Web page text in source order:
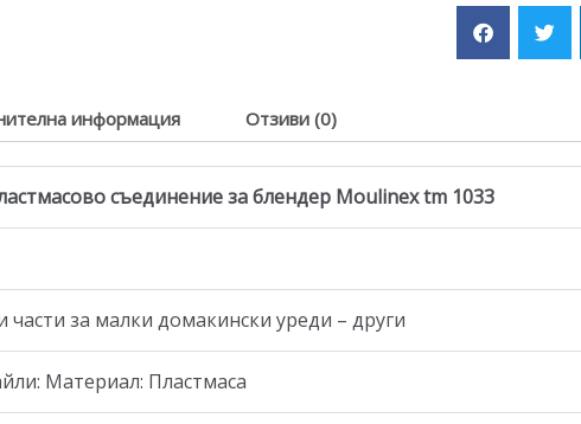
информация Отзиви (0)
съединение за блендер Moulinex tm 1033
части за малки домакински уреди – други
Материал: Пластмаса